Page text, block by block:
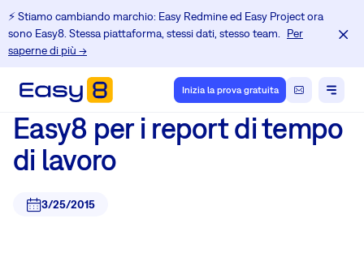
⚡️ Stiamo cambiando marchio: Easy Redmine ed Easy Project ora
sono Easy8. Stessa piattaforma, stessi dati, stesso team.
Per
saperne di più →
Inizia la prova gratuita
Easy8 per i report di tempo
di lavoro
3/25/2015